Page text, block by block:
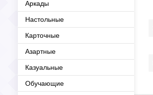
Аркады
Настольные
Карточные
Азартные
Казуальные
Обучающие